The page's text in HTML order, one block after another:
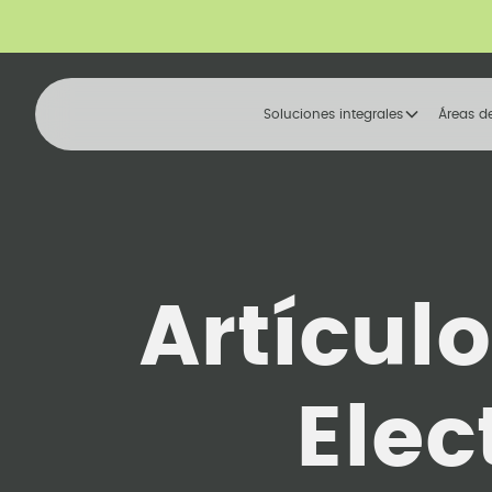
Soluciones integrales Áreas